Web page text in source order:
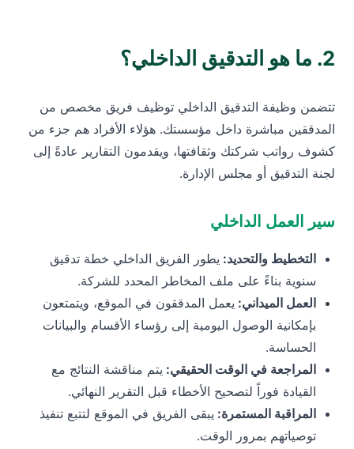
2. ما هو التدقيق الداخلي؟
تتضمن وظيفة التدقيق الداخلي توظيف فريق مخصص من
المدققين مباشرة داخل مؤسستك. هؤلاء الأفراد هم جزء من
كشوف رواتب شركتك وثقافتها، ويقدمون التقارير عادةً إلى
لجنة التدقيق أو مجلس الإدارة.
سير العمل الداخلي
التخطيط والتحديد: يطور الفريق الداخلي خطة تدقيق
سنوية بناءً على ملف المخاطر المحدد للشركة.
العمل الميداني: يعمل المدققون في الموقع، ويتمتعون
بإمكانية الوصول اليومية إلى رؤساء الأقسام والبيانات
الحساسة.
المراجعة في الوقت الحقيقي: يتم مناقشة النتائج مع
القيادة فوراً لتصحيح الأخطاء قبل التقرير النهائي.
المراقبة المستمرة: يبقى الفريق في الموقع لتتبع تنفيذ
توصياتهم بمرور الوقت.